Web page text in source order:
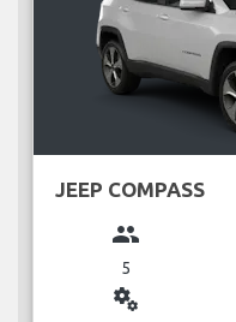
JEEP COMPASS
group
5
miscellaneous_services